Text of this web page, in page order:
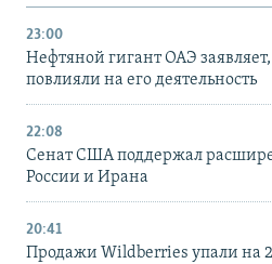
23:00
Нефтяной гигант ОАЭ
повлияли на его деятельность
22:08
Сенат США поддержал
России и Ирана
20:41
Продажи Wildberries упали на